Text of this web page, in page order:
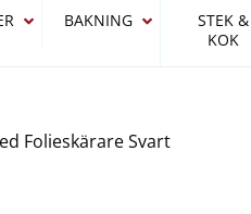
BAKNING
STEK &
KOK